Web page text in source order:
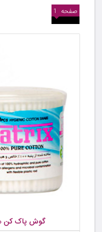
صفحه 1
گوش پاک کن